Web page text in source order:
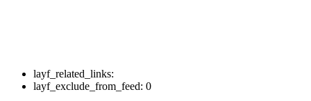
layf_related_links:
layf_exclude_from_feed: 0